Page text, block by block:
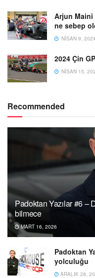
Arjun Maini
ne sebep
NISAN 9, 2024
2024 Çin
NISAN 15,
Recommended
Padoktan Yazılar #6 –
bilmece
MART 16, 2026
Padoktan
yolculuğu
ARALIK 28,